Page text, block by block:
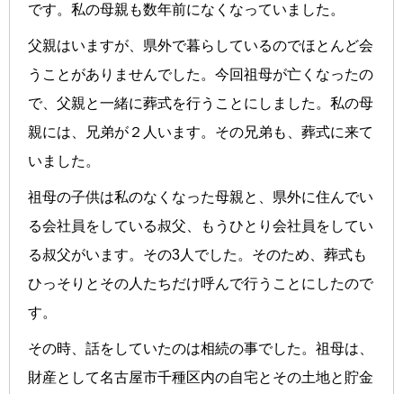
です。私の母親も数年前になくなっていました。
父親はいますが、県外で暮らしているのでほとんど会
うことがありませんでした。今回祖母が亡くなったの
で、父親と一緒に葬式を行うことにしました。私の母
親には、兄弟が２人います。その兄弟も、葬式に来て
いました。
祖母の子供は私のなくなった母親と、県外に住んでい
る会社員をしている叔父、もうひとり会社員をしてい
る叔父がいます。その3人でした。そのため、葬式も
ひっそりとその人たちだけ呼んで行うことにしたので
す。
その時、話をしていたのは相続の事でした。祖母は、
財産として名古屋市千種区内の自宅とその土地と貯金